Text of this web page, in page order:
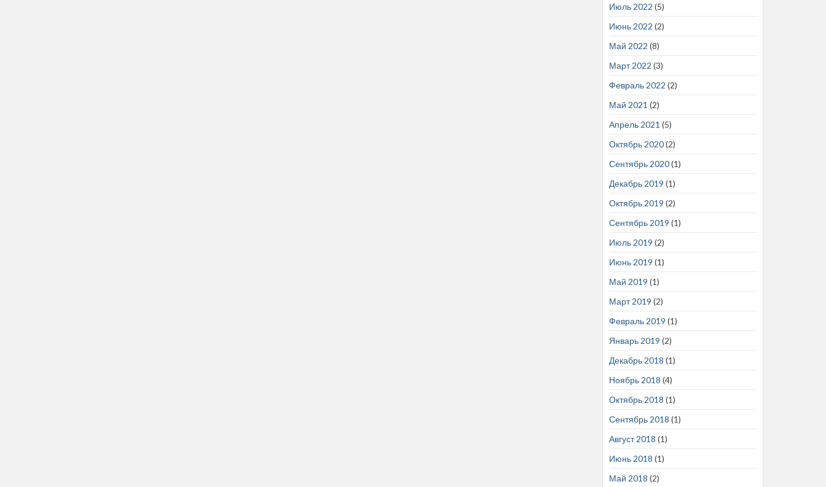
Июль 2022 (5)
Июнь 2022 (2)
Май 2022 (8)
Март 2022 (3)
Февраль 2022 (2)
Май 2021 (2)
Апрель 2021 (5)
Октябрь 2020(2)
Сентябрь 2020(1)
Декабрь 2019 (1)
Октябрь 2019 (2)
Сентябрь 2019 (1)
Июль 2019 (2)
Июнь 2019 (1)
Май 2019 (1)
Март 2019 (2)
Февраль 2019 (1)
Январь 2019 (2)
Декабрь 2018 (1)
Ноябрь 2018 (4)
Октябрь 2018 (1)
Сентябрь 2018 (1)
Август 2018 (1)
Июнь 2018 (1)
Май 2018 (2)